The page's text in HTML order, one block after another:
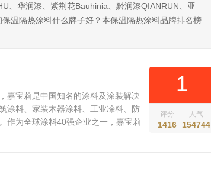
、华润漆、紫荆花Bauhinia、黔润漆QIANRUN、亚
温隔热涂料什么牌子好？本保温隔热涂料品牌排名榜
嘉宝莉是中国知名的涂料及涂装解决
涂料、家装木器涂料、工业凃料、防
作为全球涂料40强企业之一，嘉宝莉
1
评分
1416
人气
154744